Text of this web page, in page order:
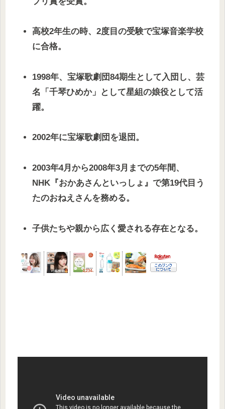
高校2年生の時、2度目の受験で宝塚音楽学校
に合格。
1998年、宝塚歌劇団84期生として入団し、芸
名「千琴ひめか」として星組の娘役として活
躍。
2002年に宝塚歌劇団を退団。
2003年4月から2008年3月までの5年間、
NHK『おかあさんといっしょ』で第19代目う
たのおねえさんを務める。
子供たちや親から広く愛される存在となる。